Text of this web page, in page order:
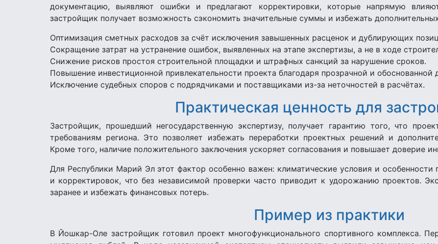
документацию, выявляют ошибки и предлагают корректировки, которые напрямую
застройщик получает возможность сэкономить значительные суммы и избежать
Оптимизация сметных расходов за счёт исключения завышенных расценок и дублирующих
Сокращение затрат на устранение ошибок, выявленных на этапе экспертизы, а не в ходе
Снижение рисков простоя строительной площадки и штрафных санкций за нарушение сроков.
Повышение инвестиционной привлекательности проекта благодаря прозрачной и обоснованной
Исключение судебных споров с подрядчиками и поставщиками из-за неточностей в расчётах.
Практическая ценность для
Застройщик, прошедший негосударственную экспертизу, получает гарантию того, что
требованиям региона. Это позволяет избежать переработки проектных решений и
Кроме того, наличие положительного заключения ускоряет согласования и повышает доверие
Для Республики Марий Эл этот фактор особенно важен: климатические условия и особенности
и корректировок, что без независимой проверки часто приводит к удорожанию проектов.
заранее и избежать финансовых потерь.
Пример из практики
В Йошкар-Оле застройщик готовил проект многофункционального спортивного комплекса.